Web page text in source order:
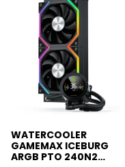
WATERCOOLER
GAMEMAX ICEBURG
ARGB PTO 240N2